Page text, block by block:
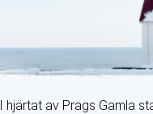
I hjärtat av Prags Gamla